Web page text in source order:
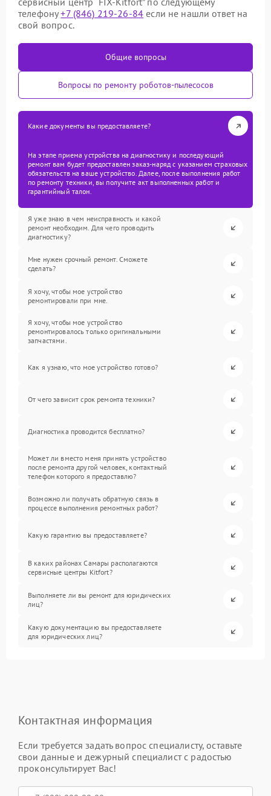
телефону+7 (846) 219-26-84 если не нашли ответ на
свой вопрос.
Общие вопросы
Вопросы по ремонту роботов-пылесосов
Какие документы вы предоставляете?
На этапе приема устройства на диагностику и последующий
ремонт вам будет предоставлен заказ-наряд с указанием страховых
обязательств на ваше устройство. Далее, после выполнения работ
по ремонту техники, вы получите акт выполненных работ и
гарантийный талон.
Я уже знаю в чем неисправность и какой
ремонт необходим. Для чего проводить
диагностику?
Мне нужен срочный ремонт. Сможете
сделать?
Я хочу, чтобы мое устройство
ремонтировали при мне.
Я хочу, чтобы мое устройство
ремонтировалось только оригинальными
запчастями.
Как я узнаю, что мое устройство готово?
От чего зависит срок ремонта техники?
Диагностика проводится бесплатно?
Может ли вместо меня принять устройство
после ремонта другой человек, контактный
телефон которого я предоставлю?
Возможно ли получать обратную связь в
процессе выполнения ремонтных работ?
Какую гарантию вы предоставляете?
В каких районах Самары располагаются
сервисные центры Kitfort?
Выполняете ли вы ремонт для юридических
лиц?
Какую документацию вы предоставляете
для юридических лиц?
Контактная информация
Если требуется задать вопрос специалисту, оставьте
свои данные и дежурный специалист с радостью
проконсультирует Вас!